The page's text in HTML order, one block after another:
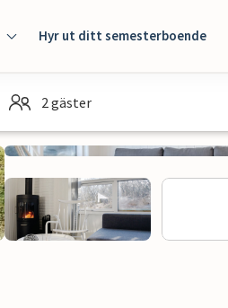
Hyr ut ditt semesterboende
2 gäster